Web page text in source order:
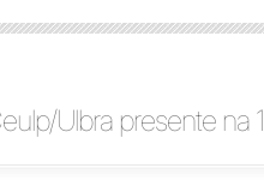
Ulbra presente na